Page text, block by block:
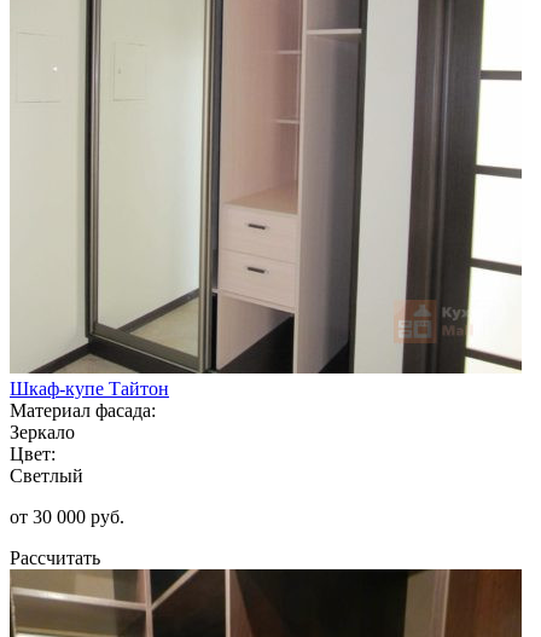
Шкаф-купе Тайтон
Материал фасада:
Зеркало
Цвет:
Светлый
от 30 000 руб.
Рассчитать